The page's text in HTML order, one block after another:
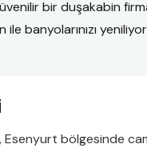
bir duşakabin
banyolarınızı
,Esenyurt bölgesinde